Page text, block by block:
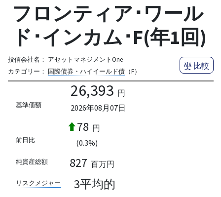
フロンティア･ワール
ド･インカム･F(年1回)
投信会社名： アセットマネジメントOne
カテゴリー： 国際債券・ハイイールド債（F）
比較
基準価額
26,393 円
2026年08月07日
前日比
78 円
(0.3%)
純資産総額 827 百万円
リスクメジャー 3平均的